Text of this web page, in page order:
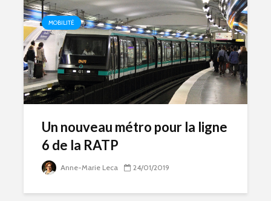
MOBILITÉ
Un nouveau métro pour la ligne
6 de la RATP
Anne-Marie Leca 24/01/2019